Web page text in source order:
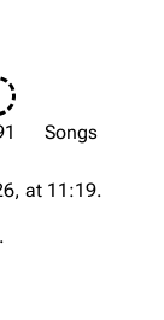
Songs
at 11:19.